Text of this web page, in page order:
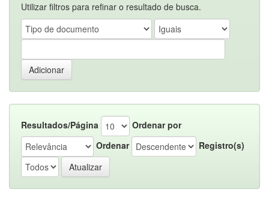
Utilizar filtros para refinar o resultado de busca.
Resultados/Página
Ordenar por
Ordenar
Registro(s)